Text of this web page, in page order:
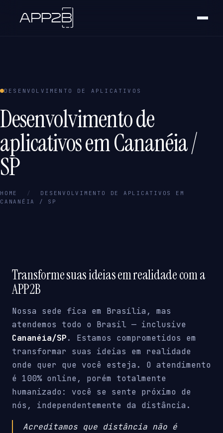
DESENVOLVIMENTO DE APLICATIVOS
Desenvolvimento de
aplicativos em Cananéia /
SP
HOME /
DESENVOLVIMENTO DE APLICATIVOS EM
CANANÉIA / SP
Transforme suas ideias em realidade com a
APP2B
Nossa sede fica em Brasília, mas
atendemos todo o Brasil — inclusive
Cananéia/SP. Estamos comprometidos em
transformar suas ideias em realidade
onde quer que você esteja. O atendimento
é 100% online, porém totalmente
humanizado: você se sente próximo de
nós, independentemente da distância.
Acreditamos que distância não é